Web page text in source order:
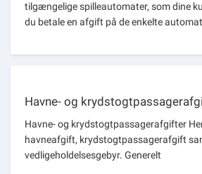
tilgængelige spilleautomater, som dine
du betale en afgift på de enkelte
Havne- og
Havne- og krydstogtpassagerafgifter
havneafgift, krydstogtpassagerafgift
vedligeholdelsesgebyr. Generelt